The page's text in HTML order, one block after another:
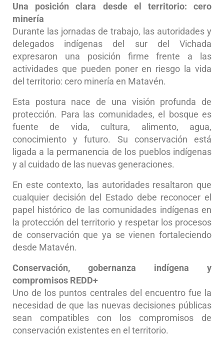
Una posición clara desde el territorio: cero
minería
Durante las jornadas de trabajo, las autoridades y
delegados indígenas del sur del Vichada
expresaron una posición firme frente a las
actividades que pueden poner en riesgo la vida
del territorio: cero minería en Matavén.
Esta postura nace de una visión profunda de
protección. Para las comunidades, el bosque es
fuente de vida, cultura, alimento, agua,
conocimiento y futuro. Su conservación está
ligada a la permanencia de los pueblos indígenas
y al cuidado de las nuevas generaciones.
En este contexto, las autoridades resaltaron que
cualquier decisión del Estado debe reconocer el
papel histórico de las comunidades indígenas en
la protección del territorio y respetar los procesos
de conservación que ya se vienen fortaleciendo
desde Matavén.
Conservación, gobernanza indígena y
compromisos REDD+
Uno de los puntos centrales del encuentro fue la
necesidad de que las nuevas decisiones públicas
sean compatibles con los compromisos de
conservación existentes en el territorio.